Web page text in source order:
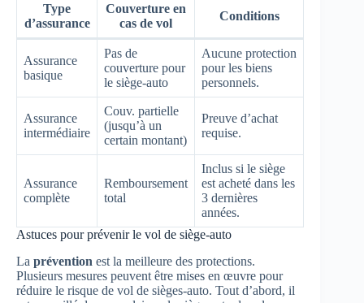
Type
d’assurance
Couverture en
cas de vol
Conditions
Assurance
basique
Pas de
couverture pour
le siège-auto
Aucune protection
pour les biens
personnels.
Assurance
intermédiaire
Couv. partielle
(jusqu’à un
certain montant)
Preuve d’achat
requise.
Assurance
complète
Remboursement
total
Inclus si le siège
est acheté dans les
3 dernières
années.
Astuces pour prévenir le vol de siège-auto
La prévention est la meilleure des protections.
Plusieurs mesures peuvent être mises en œuvre pour
réduire le risque de vol de sièges-auto. Tout d’abord, il